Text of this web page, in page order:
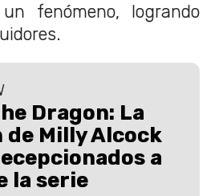
fenómeno, logrando
Dragon: La
de Milly Alcock
a
la serie